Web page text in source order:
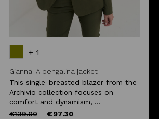
+ 1
Gianna-A bengalina jacket
This single-breasted blazer from the
Archivio collection focuses on
comfort and dynamism, ...
Price
€139.00to €97.30